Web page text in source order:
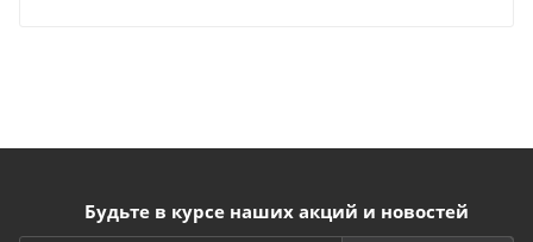
Будьте в курсе наших акций и новостей